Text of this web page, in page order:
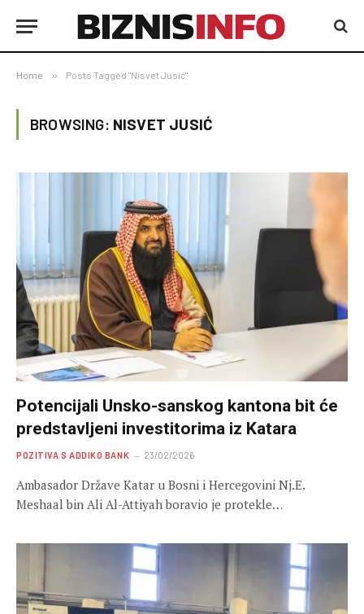
Home » Posts Tagged "Nisvet Jusić"
BROWSING: NISVET JUSIĆ
Potencijali Unsko-sanskog kantona bit će
predstavljeni investitorima iz Katara
POZITIVA S ADDIKO BANK 23/02/2026
Ambasador Države Katar u Bosni i Hercegovini Nj.E.
Meshaal bin Ali Al-Attiyah boravio je protekle…